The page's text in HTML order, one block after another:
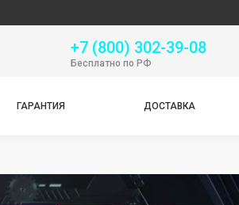
+7 (800) 302-39-08
Бесплатно по РФ
ГАРАНТИЯ ДОСТАВКА